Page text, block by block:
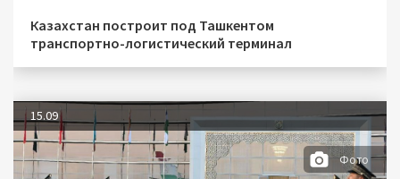
Казахстан построит под Ташкентом
транспортно-логистический терминал
15.09
Фото